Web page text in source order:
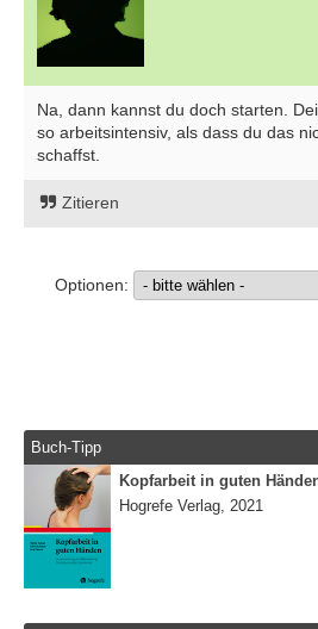
Na, dann kannst du doch starten.
so arbeitsintensiv, als dass du das
schaffst.
Zitieren
Optionen:
Buch-Tipp
Kopfarbeit in guten
Hogrefe Verlag, 2021